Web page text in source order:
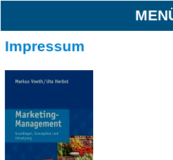
Impressum